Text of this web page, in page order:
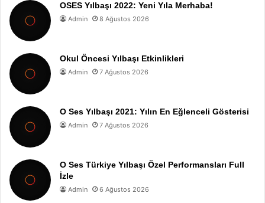
OSES Yılbaşı 2022: Yeni Yıla Merhaba!
Admin 8 Ağustos 2026
Okul Öncesi Yılbaşı Etkinlikleri
Admin 7 Ağustos 2026
O Ses Yılbaşı 2021: Yılın En Eğlenceli Gösterisi
Admin 7 Ağustos 2026
O Ses Türkiye Yılbaşı Özel Performansları Full
İzle
Admin 6 Ağustos 2026